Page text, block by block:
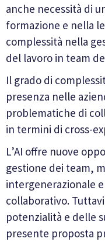
anche necessità di
formazione e nella
complessità nella
del lavoro in team
Il grado di
presenza nelle
problematiche di
in termini di cross-
L’AI offre nuove
gestione dei team,
intergenerazionale
collaborativo.
potenzialità e delle
presente proposta